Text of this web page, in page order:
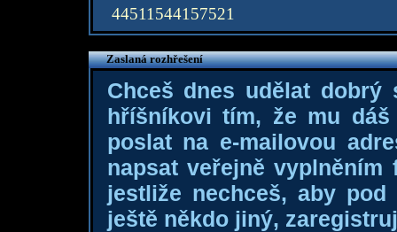
44511544157521
Zaslaná rozhřešení
Chceš dnes udělat dobrý
hříšníkovi tím, že mu
poslat na e-mailovou
napsat veřejně
jestliže nechceš, aby
ještě někdo jiný,